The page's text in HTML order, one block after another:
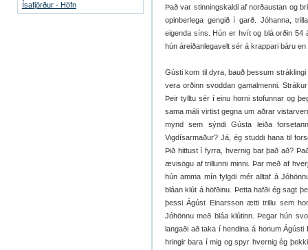
Ísafjörður - Höfn
Það var stinningskaldi af norðaustan og
opinberlega gengið í garð. Jóhanna,
eigenda síns. Hún er hvít og blá orðin 54
hún áreiðanlegavelt sér á krappari báru
Gústi kom til dyra, bauð þessum
vera orðinn svoddan gamalmenni.
Þeir tylltu sér í einu horni stofunnar og
sama máli virtist gegna um aðrar
mynd sem sýndi Gústa leiða
Vigdísarmaður? Já, ég studdi hana til
Þið hittust í fyrra, hvernig bar það að?
ævisögu af trillunni minni. Þar með af
hún amma mín fylgdi mér alltaf á
bláan klút á höfðinu. Þetta hafði ég sagt
þessi Ágúst Einarsson ætti trillu sem
Jóhönnu með bláa klútinn. Þegar hún
langaði að taka í hendina á honum
hringir bara í mig og spyr hvernig ég